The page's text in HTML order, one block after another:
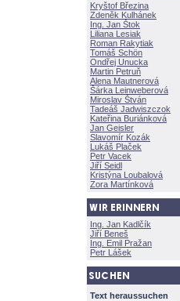
Kryštof Březina
Zdeněk Kulhánek
Ing. Jan Štok
Liliana Lesiak
Roman Rakytiak
Tomáš Schön
Ondřej Unucka
Martin Petruň
Alena Mautnerov
rka Leinweberov
Miroslav Štván
Tadeáš Jadwiszczok
Kateřina Buriánkov
Jan Geisler
Slavomír Kozák
Lukáš Plaček
Petr Vacek
Jiří Seidl
Kristýna Loubalov
Zora Martínkov
Ing. Jan Kadlčík
Jiří Bene
Ing. Emil Pražan
Petr Lášek
Text heraussuchen